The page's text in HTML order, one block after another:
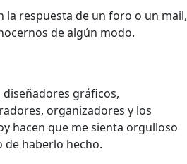
la respuesta de un foro o un mail,
de algún modo.
gráficos,
organizadores y los
hacen que me sienta orgulloso
de haberlo hecho.